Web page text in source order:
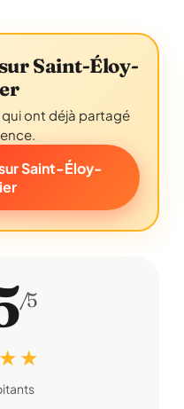
Saint-Éloy-
ont déjà partagé
Saint-Éloy-
/5
★